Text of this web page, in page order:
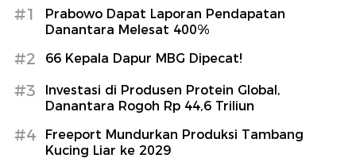
#1
Prabowo Dapat Laporan Pendapatan
Danantara Melesat 400%
#2 66 Kepala Dapur MBG Dipecat!
#3
Investasi di Produsen Protein Global,
Danantara Rogoh Rp 44,6 Triliun
#4
Freeport Mundurkan Produksi Tambang
Kucing Liar ke 2029